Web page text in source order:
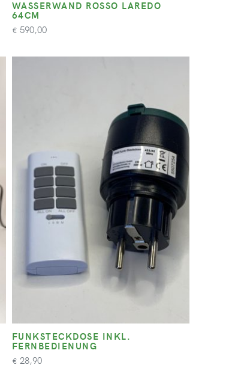
WASSERWAND ROSSO LAREDO
64CM
€ 590,00
FUNKSTECKDOSE INKL.
FERNBEDIENUNG
€ 28,90